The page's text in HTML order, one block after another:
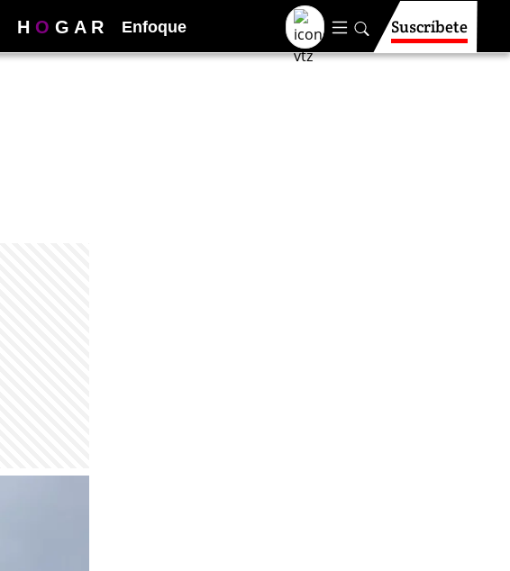
H O G A R Enfoque Suscríbete